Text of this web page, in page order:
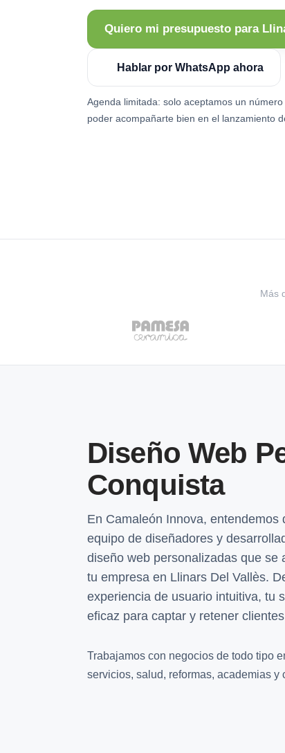
Quiero mi presupuesto para
Hablar por WhatsApp ahora
Agenda limitada: solo aceptamos un
poder acompañarte bien en el lanzamiento
Más
Diseño Web
Conquista
En Camaleón Innova,
equipo de diseñadores y
diseño web personalizadas que
tu empresa en Llinars Del Vallès.
experiencia de usuario intuitiva, tu
eficaz para captar y retener
Trabajamos con negocios de todo tipo
servicios, salud, reformas, academias y